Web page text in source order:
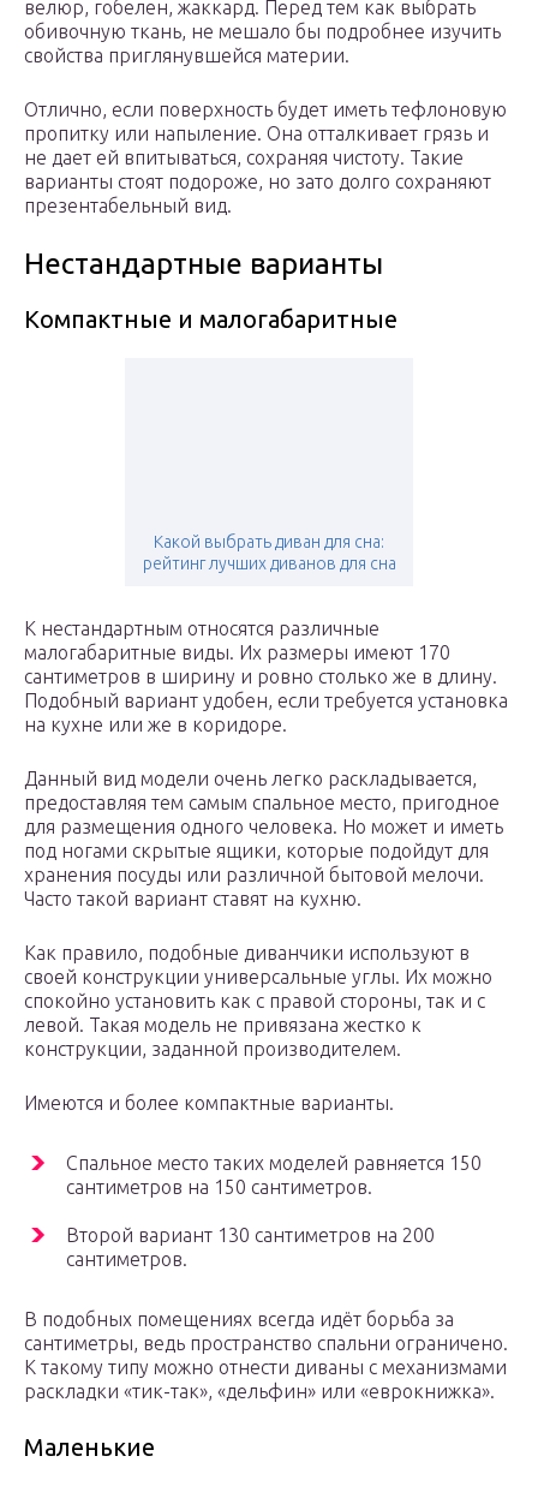
велюр, гобелен, жаккард. Перед тем как выбрать
обивочную ткань, не мешало бы подробнее изучить
свойства приглянувшейся материи.
Отлично, если поверхность будет иметь тефлоновую
пропитку или напыление. Она отталкивает грязь и
не дает ей впитываться, сохраняя чистоту. Такие
варианты стоят подороже, но зато долго сохраняют
презентабельный вид.
Нестандартные варианты
Компактные и малогабаритные
Какой выбрать диван для сна:
рейтинг лучших диванов для сна
К нестандартным относятся различные
малогабаритные виды. Их размеры имеют 170
сантиметров в ширину и ровно столько же в длину.
Подобный вариант удобен, если требуется установка
на кухне или же в коридоре.
Данный вид модели очень легко раскладывается,
предоставляя тем самым спальное место, пригодное
для размещения одного человека. Но может и иметь
под ногами скрытые ящики, которые подойдут для
хранения посуды или различной бытовой мелочи.
Часто такой вариант ставят на кухню.
Как правило, подобные диванчики используют в
своей конструкции универсальные углы. Их можно
спокойно установить как с правой стороны, так и с
левой. Такая модель не привязана жестко к
конструкции, заданной производителем.
Имеются и более компактные варианты.
Спальное место таких моделей равняется 150
сантиметров на 150 сантиметров.
Второй вариант 130 сантиметров на 200
сантиметров.
В подобных помещениях всегда идёт борьба за
сантиметры, ведь пространство спальни ограничено.
К такому типу можно отнести диваны с механизмами
раскладки «тик-так», «дельфин» или «еврокнижка».
Маленькие